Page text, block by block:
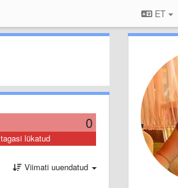
ET
0
tagasi lükatud
Viimati uuendatud